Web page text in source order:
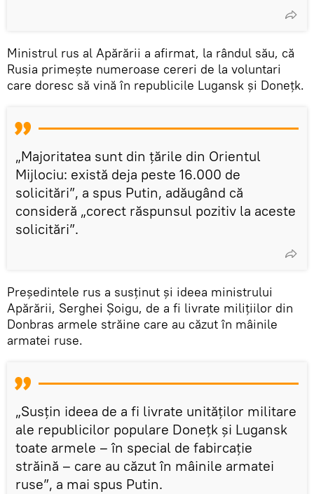
Ministrul rus al Apărării a afirmat, la rândul său, că
Rusia primește numeroase cereri de la voluntari
care doresc să vină în republicile Lugansk și Donețk.
„Majoritatea sunt din țările din Orientul
Mijlociu: există deja peste 16.000 de
solicitări”, a spus Putin, adăugând că
consideră „corect răspunsul pozitiv la aceste
solicitări”.
Președintele rus a susținut și ideea ministrului
Apărării, Serghei Șoigu, de a fi livrate milițiilor din
Donbras armele străine care au căzut în mâinile
armatei ruse.
„Susțin ideea de a fi livrate unităților militare
ale republicilor populare Donețk și Lugansk
toate armele – în special de fabircaţie
străină – care au căzut în mâinile armatei
ruse”, a mai spus Putin.